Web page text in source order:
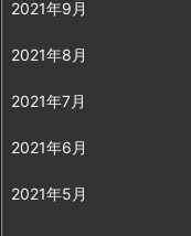
2021年9月
2021年8月
2021年7月
2021年6月
2021年5月